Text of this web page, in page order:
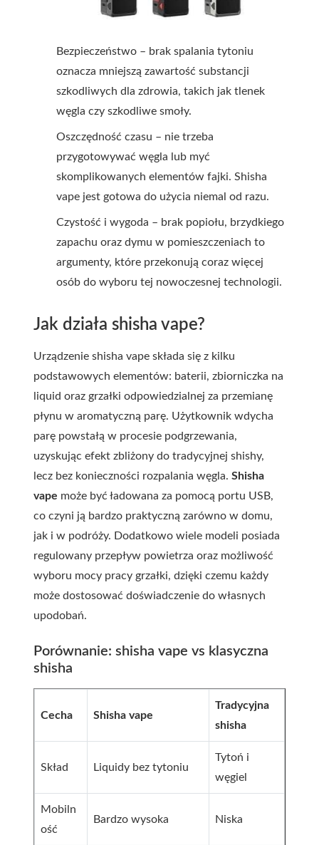
Bezpieczeństwo – brak spalania tytoniu
oznacza mniejszą zawartość substancji
szkodliwych dla zdrowia, takich jak tlenek
węgla czy szkodliwe smoły.
Oszczędność czasu – nie trzeba
przygotowywać węgla lub myć
skomplikowanych elementów fajki. Shisha
vape jest gotowa do użycia niemal od razu.
Czystość i wygoda – brak popiołu, brzydkiego
zapachu oraz dymu w pomieszczeniach to
argumenty, które przekonują coraz więcej
osób do wyboru tej nowoczesnej technologii.
Jak działa shisha vape?
Urządzenie shisha vape składa się z kilku
podstawowych elementów: baterii, zbiorniczka na
liquid oraz grzałki odpowiedzialnej za przemianę
płynu w aromatyczną parę. Użytkownik wdycha
parę powstałą w procesie podgrzewania,
uzyskując efekt zbliżony do tradycyjnej shishy,
lecz bez konieczności rozpalania węgla. Shisha
vape może być ładowana za pomocą portu USB,
co czyni ją bardzo praktyczną zarówno w domu,
jak i w podróży. Dodatkowo wiele modeli posiada
regulowany przepływ powietrza oraz możliwość
wyboru mocy pracy grzałki, dzięki czemu każdy
może dostosować doświadczenie do własnych
upodobań.
Porównanie: shisha vape vs klasyczna
shisha
Cecha Shisha vape
Tradycyjna
shisha
Skład Liquidy bez tytoniu
Tytoń i
węgiel
Mobiln
ość
Bardzo wysoka Niska